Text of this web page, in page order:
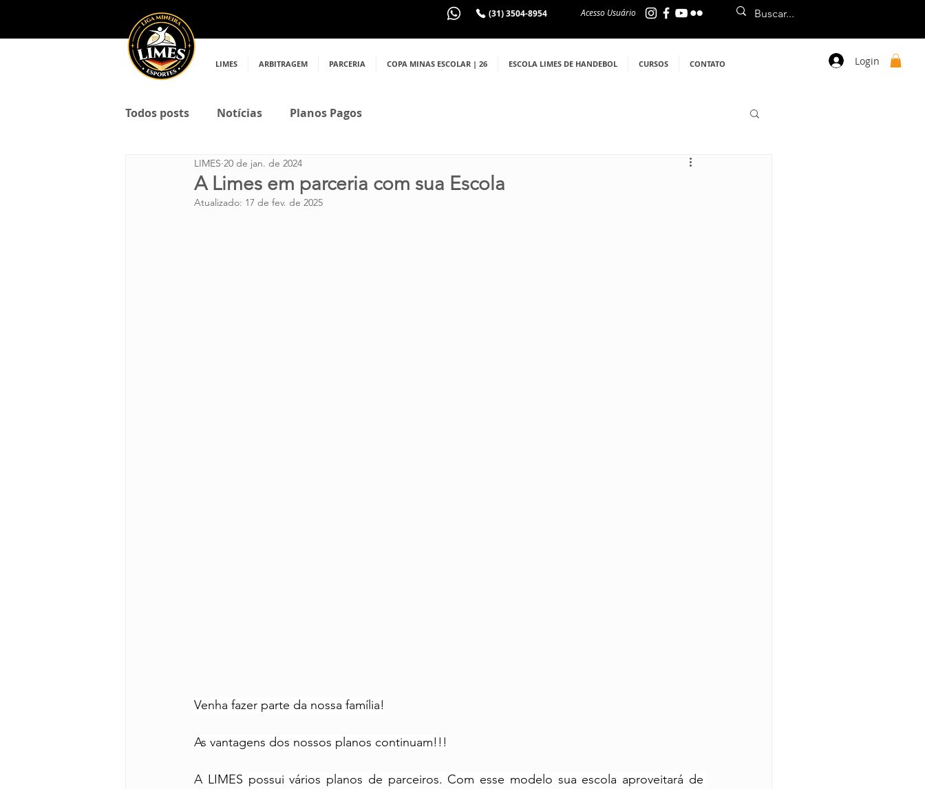
(31) 3504-8954 Acesso Usuário
LIMES ARBITRAGEM PARCERIA COPA MINAS ESCOLAR | 26 ESCOLA LIMES DE HANDEBOL CURSOS CONTATO Login
Todos posts Notícias Planos Pagos
A Limes em parceria com sua Escola
LIMES 20 de jan. de 2024
Atualizado: 17 de fev. de 2025
Venha fazer parte da nossa família!
As vantagens dos nossos planos continuam!!!
A LIMES possui vários planos de parceiros. Com esse modelo sua escola aproveitará de